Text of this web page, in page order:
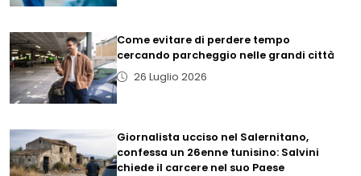
Come evitare di perdere tempo
cercando parcheggio nelle grandi città
26 Luglio 2026
Giornalista ucciso nel Salernitano,
confessa un 26enne tunisino: Salvini
chiede il carcere nel suo Paese